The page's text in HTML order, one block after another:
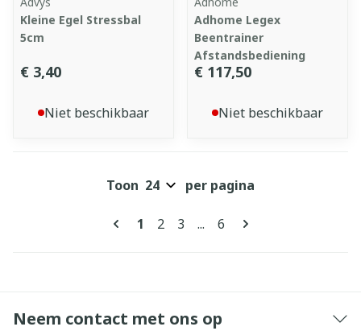
Kleine Egel Stressbal
5cm
€ 3,40
Niet beschikbaar
Adhome Legex
Beentrainer
Afstandsbediening
€ 117,50
Niet beschikbaar
Pagina's
U lees momenteel pagina
1 Pagina
2 Pagina
3 ... Pagina
6
Toon per pagina
Neem contact met ons op